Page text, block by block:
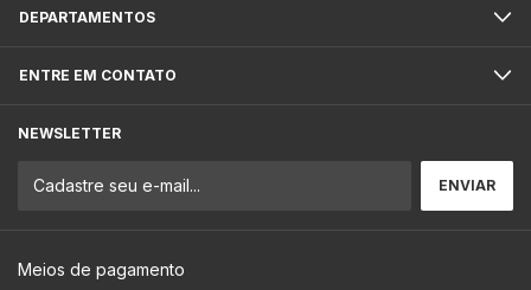
DEPARTAMENTOS
ENTRE EM CONTATO
NEWSLETTER
Meios de pagamento